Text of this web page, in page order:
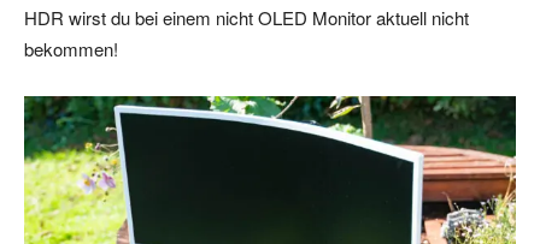
HDR wirst du bei einem nicht OLED Monitor aktuell nicht
bekommen!